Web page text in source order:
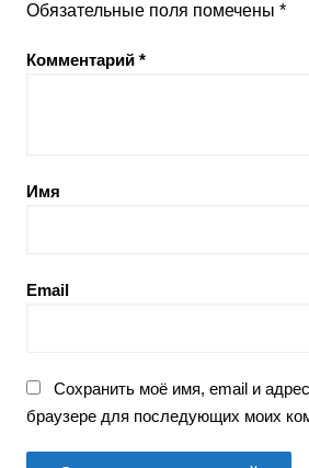
Обязательные поля помечены *
Комментарий *
Имя
Email
Сохранить моё имя, email и
браузере для последующих моих